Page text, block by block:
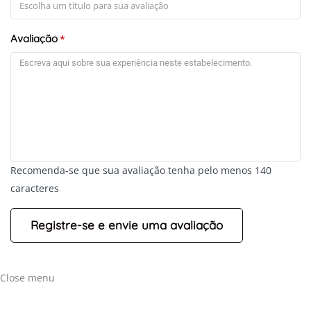
Avaliação*
Recomenda-se que sua avaliação tenha pelo menos 140
caracteres
Close menu